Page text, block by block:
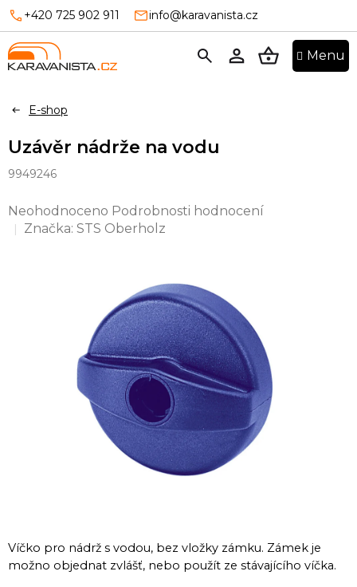
Přejít
obsah
+420 725 902 911 info@karavanista.cz
E-shop
Uzávěr nádrže na vodu
9949246
Průměrné
hodnocení
Neohodnoceno Podrobnosti hodnocení
Značka: STS Oberholz
Víčko pro nádrž s vodou, bez vložky zámku. Zámek je
možno objednat zvlášť, nebo použít ze stávajícího víčka.